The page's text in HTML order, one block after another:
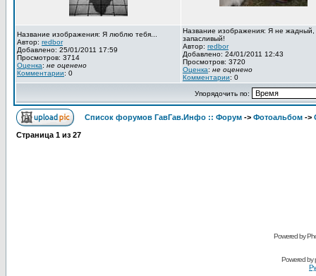
Название изображения: Я люблю тебя...
Автор: redbor
Добавлено: 25/01/2011 17:59
Просмотров: 3714
Оценка: не оценено
Комментарии: 0
Название изображения: Я не жадный,
запасливый!
Автор: redbor
Добавлено: 24/01/2011 12:43
Просмотров: 3720
Оценка: не оценено
Комментарии: 0
Упорядочить по:
Список форумов ГавГав.Инфо :: Форум -> Фотоальбом ->
Страница 1 из 27
Powered by
Powered by